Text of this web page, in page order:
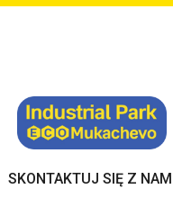
SKONTAKTUJ SIĘ Z NAMI